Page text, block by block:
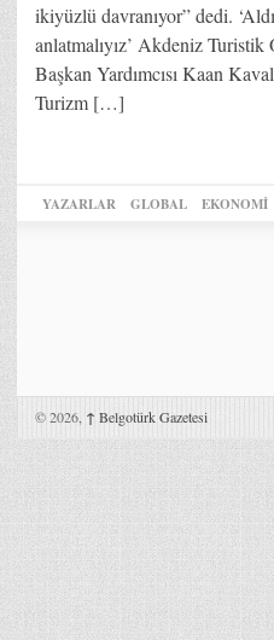
ikiyüzlü davranıyor” dedi.
anlatmalıyız’ Akdeniz
Başkan Yardımcısı Kaan
Turizm […]
YAZARLAR GLOBAL EKONOMİ
© 2026, ↑ Belgotürk Gazetesi